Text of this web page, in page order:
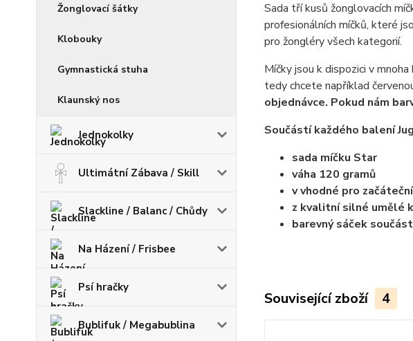
Žonglovací šátky
Klobouky
Gymnastická stuha
Klaunský nos
Jednokolky
Ultimátní Zábava / Skill
Slackline / Balanc / Chůdy
Na Házení / Frisbee
Psí hračky
Bublifuk / Megabublina
Sada tří kusů žonglovacích
profesionálních míčků, které
pro žongléry všech kategorií.
Míčky jsou k dispozici v
tedy chcete například
objednávce. Pokud nám
Součástí každého balení
sada míčku Star
váha 120 gramů
v vhodné pro
z kvalitní silné umělé
barevný sáček
Související zboží 4